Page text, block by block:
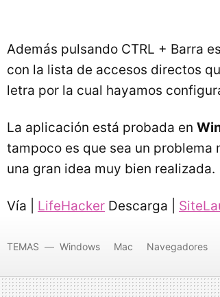
Además pulsando CTRL + Barra
con la lista de accesos directos
letra por la cual hayamos
La aplicación está probada en
tampoco es que sea un problema
una gran idea muy bien realizada.
Vía | LifeHacker Descarga |
TEMAS Windows Mac Navegadores